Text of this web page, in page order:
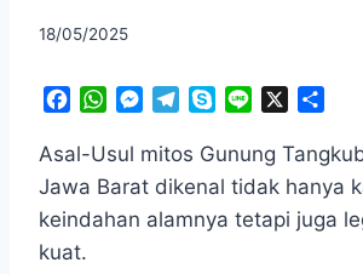
18/05/2025
c
e
o
o
W
a
t
s
A
M
s
s
n
l
e
r
y
p
n
e
a
r
e
Asal-Usul mitos Gunung
Jawa Barat dikenal tidak hanya
keindahan alamnya tetapi juga
kuat.